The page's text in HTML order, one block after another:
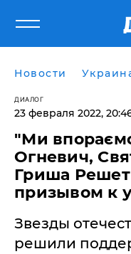
Новости
ДИАЛОГ
23 февраля 2022,
"Ми
Огневич,
Гриша
призывом к
Звезды
решили